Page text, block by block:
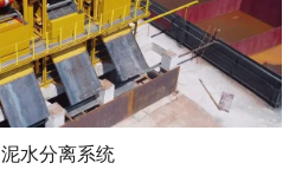
案例中心
联系我们
泥水分离系统